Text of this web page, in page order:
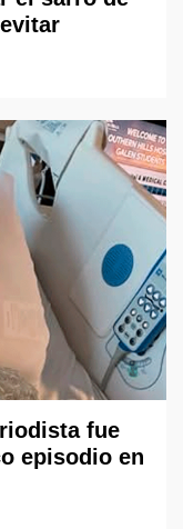
fue
episodio en